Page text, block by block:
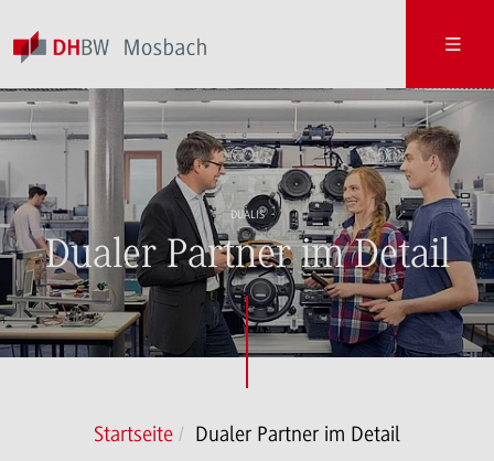
DUALIS
Dualer Partner im Detail
Startseite Dualer Partner im Detail